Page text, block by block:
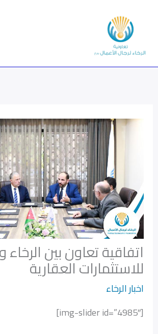
المحتوى
اتفاقية تعاون بين الرخاء
للاستثمارات العقارية‎
اخبار الرخاء
[img-slider id=”4985″]